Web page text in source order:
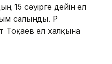
15 сәуірге дейін ел
салынды. ҚР
Тоқаев ел халқына